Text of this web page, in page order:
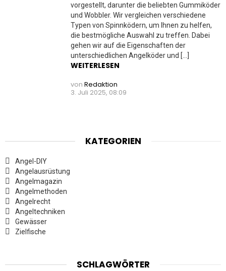
vorgestellt, darunter die beliebten Gummiköder
und Wobbler. Wir vergleichen verschiedene
Typen von Spinnködern, um Ihnen zu helfen,
die bestmögliche Auswahl zu treffen. Dabei
gehen wir auf die Eigenschaften der
unterschiedlichen Angelköder und […]
WEITERLESEN
von Redaktion
3. Juli 2025, 08:09
KATEGORIEN
Angel-DIY
Angelausrüstung
Angelmagazin
Angelmethoden
Angelrecht
Angeltechniken
Gewässer
Zielfische
SCHLAGWÖRTER